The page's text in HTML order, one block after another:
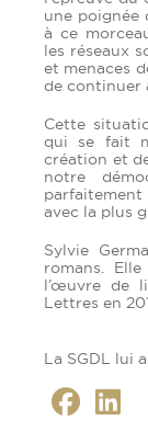
une poignée
à ce
les réseaux
et menaces
de continuer
Cette
qui se fait
création et
notre
avec la plus
Sylvie
romans.
l’œuvre de
Lettres en
La SGDL lui